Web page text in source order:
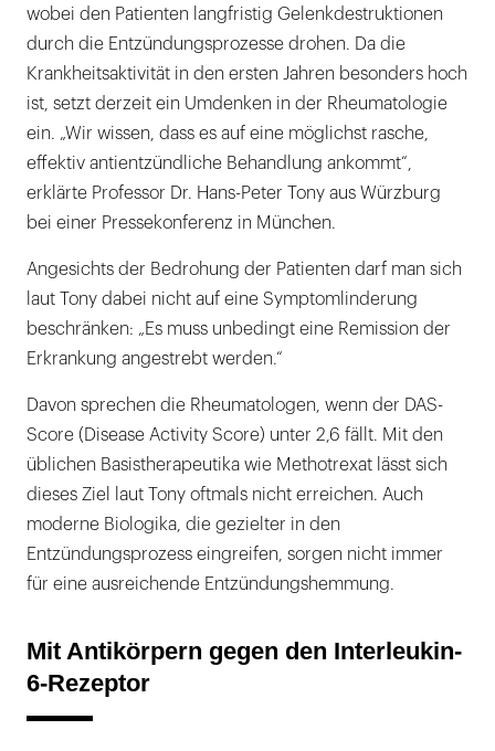
wobei den Patienten langfristig Gelenkdestruktionen
durch die Entzündungsprozesse drohen. Da die
Krankheitsaktivität in den ersten Jahren besonders hoch
ist, setzt derzeit ein Umdenken in der Rheumatologie
ein. „Wir wissen, dass es auf eine möglichst rasche,
effektiv antientzündliche Behandlung ankommt“,
erklärte Professor Dr. Hans-Peter Tony aus Würzburg
bei einer Pressekonferenz in München.
Angesichts der Bedrohung der Patienten darf man sich
laut Tony dabei nicht auf eine Symptomlinderung
beschränken: „Es muss unbedingt eine Remission der
Erkrankung angestrebt werden.“
Davon sprechen die Rheumatologen, wenn der DAS-
Score (Disease Activity Score) unter 2,6 fällt. Mit den
üblichen Basistherapeutika wie Methotrexat lässt sich
dieses Ziel laut Tony oftmals nicht erreichen. Auch
moderne Biologika, die gezielter in den
Entzündungsprozess eingreifen, sorgen nicht immer
für eine ausreichende Entzündungshemmung.
Mit Antikörpern gegen den Interleukin-
6-Rezeptor